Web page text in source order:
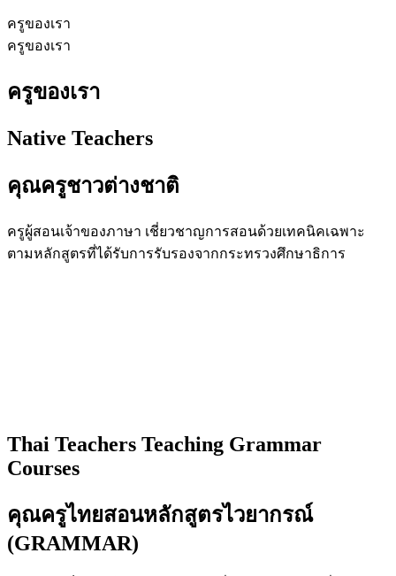
ครูของเรา
ครูของเรา
ครูของเรา
Native Teachers
คุณครูชาวต่างชาติ
ครูผู้สอนเจ้าของภาษา เชี่ยวชาญการสอนด้วยเทคนิคเฉพาะ
ตามหลักสูตรที่ได้รับการรับรองจากกระทรวงศึกษาธิการ
Thai Teachers Teaching Grammar
Courses
คุณครูไทยสอนหลักสูตรไวยากรณ์
(GRAMMAR)